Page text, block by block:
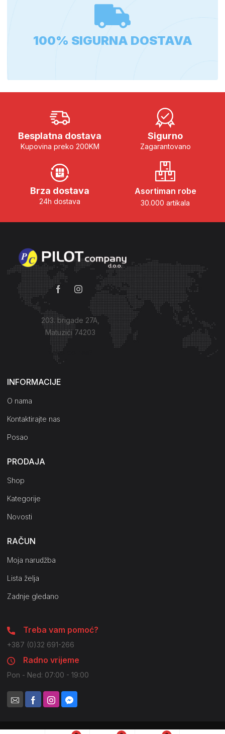
100% SIGURNA DOSTAVA
Besplatna dostava
Kupovina preko 200KM
Sigurno
Zagarantovano
Brza dostava
24h dostava
Asortiman robe
30.000 artikala
203. brigade 27A,
Matuzići 74203
Kako do nas?
INFORMACIJE
O nama
Kontaktirajte nas
Posao
PRODAJA
Shop
Kategorije
Novosti
RAČUN
Moja narudžba
Lista želja
Zadnje gledano
Treba vam pomoć?
+387 (0)32 691-266
Radno vrijeme
Pon - Ned: 07:00 - 19:00